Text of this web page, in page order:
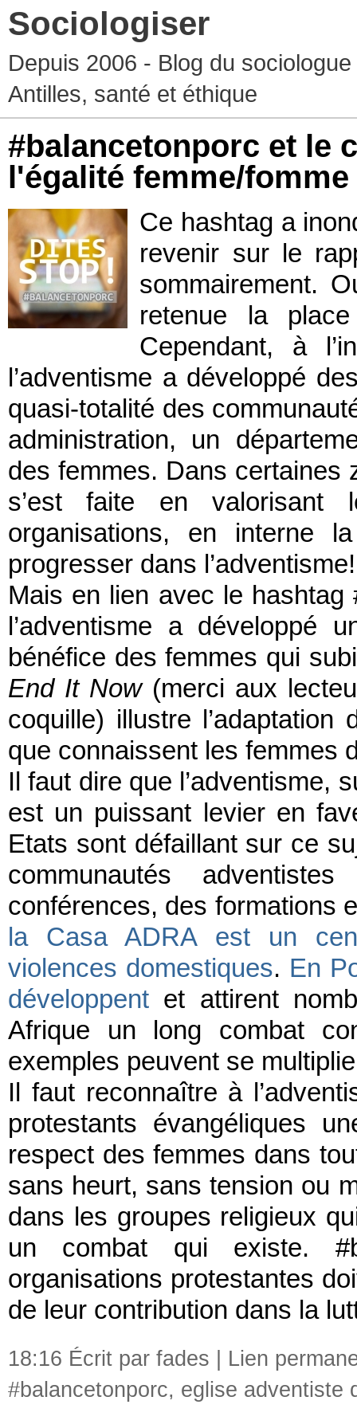
Sociologiser
Depuis 2006 - Blog du
Antilles, santé et éthique
#balancetonporc et le
l'égalité femme/fomme
Ce hashtag a
revenir sur le
sommairement.
retenue la
Cependant, à
l’adventisme a développé
quasi-totalité des
administration, un
des femmes. Dans certaines
s’est faite en valorisant
organisations, en interne
progresser dans l’adventisme!
Mais en lien avec le hashtag
l’adventisme a développé
bénéfice des femmes qui
End It Now (merci aux
coquille) illustre l’adaptation
que connaissent les femmes
Il faut dire que l’adventisme,
est un puissant levier en
Etats sont défaillant sur ce
communautés
conférences, des formations
la Casa ADRA est un
violences domestiques. En
développent et attirent
Afrique un long combat
exemples peuvent se
Il faut reconnaître à
protestants évangéliques
respect des femmes dans
sans heurt, sans tension ou
dans les groupes religieux
un combat qui existe.
organisations protestantes
de leur contribution dans la
18:16 Écrit par fades | Lien
#balancetonporc, eglise adventiste